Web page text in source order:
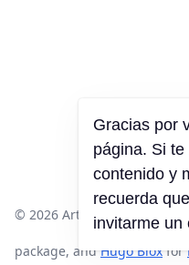
© 2026 Arturo Chian. ·
package, andHugo Bloxfor
Gracias por
página. Si te
contenido y
recuerda
invitarme un